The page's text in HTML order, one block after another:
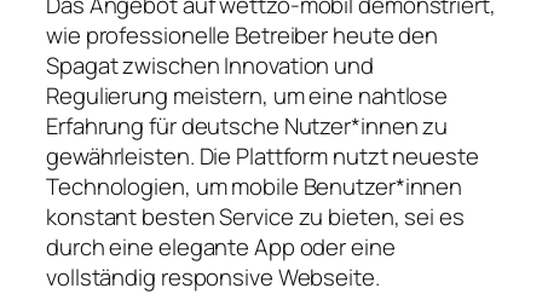
wie professionelle Betreiber heute den
Spagat zwischen Innovation und
Regulierung meistern, um eine nahtlose
Erfahrung für deutsche Nutzer*innen zu
gewährleisten. Die Plattform nutzt neueste
Technologien, um mobile Benutzer*innen
konstant besten Service zu bieten, sei es
durch eine elegante App oder eine
vollständig responsive Webseite.